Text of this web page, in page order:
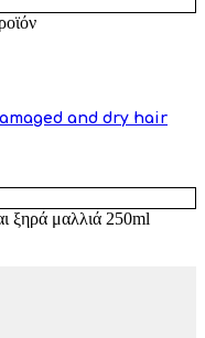
and dry hair
ξηρά μαλλιά 250ml